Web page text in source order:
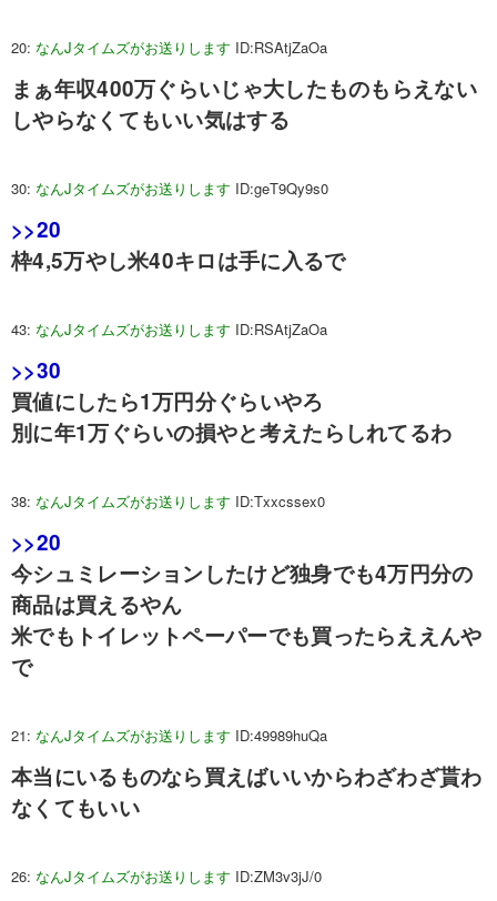
20: なんJタイムズがお送りします ID:RSAtjZaOa
まぁ年収400万ぐらいじゃ大したものもらえない
しやらなくてもいい気はする
30: なんJタイムズがお送りします ID:geT9Qy9s0
>>20
枠4,5万やし米40キロは手に入るで
43: なんJタイムズがお送りします ID:RSAtjZaOa
>>30
買値にしたら1万円分ぐらいやろ
別に年1万ぐらいの損やと考えたらしれてるわ
38: なんJタイムズがお送りします ID:Txxcssex0
>>20
今シュミレーションしたけど独身でも4万円分の
商品は買えるやん
米でもトイレットペーパーでも買ったらええんや
で
21: なんJタイムズがお送りします ID:49989huQa
本当にいるものなら買えばいいからわざわざ貰わ
なくてもいい
26: なんJタイムズがお送りします ID:ZM3v3jJ/0